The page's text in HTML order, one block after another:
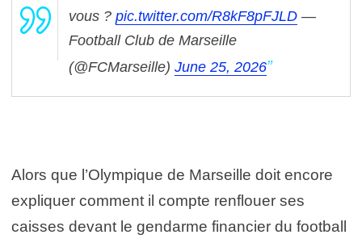
vous ? pic.twitter.com/R8kF8pFJLD —
Football Club de Marseille
(@FCMarseille) June 25, 2026
Alors que l’Olympique de Marseille doit encore
expliquer comment il compte renflouer ses
caisses devant le gendarme financier du football